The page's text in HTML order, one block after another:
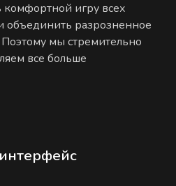
игру всех
объединить разрозненное
мы стремительно
все больше